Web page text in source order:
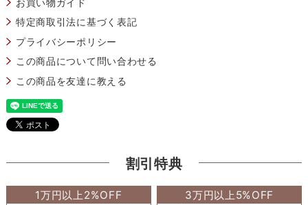
特定商取引法に基づく表記
プライバシーポリシー
この商品について問い合わせる
この商品を友達に教える
割引特典
1万円以上2%OFF
3万円以上5%OFF